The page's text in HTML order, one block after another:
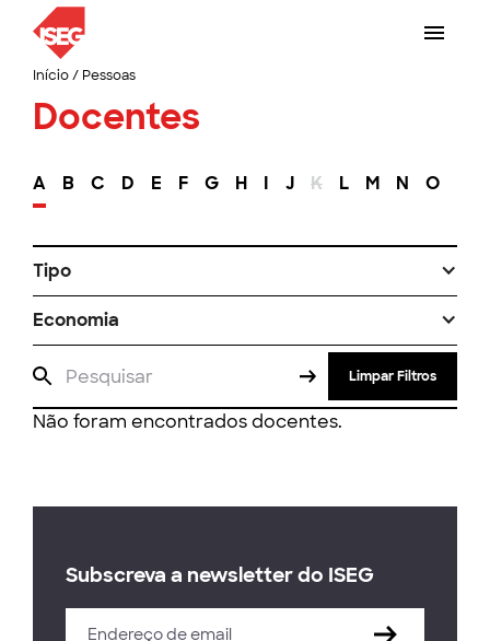
Início/ Pessoas
Docentes
A B C D E F G H I J K L M N O
Tipo
Economia
Limpar Filtros
Não foram encontrados docentes.
Subscreva a newsletter do ISEG